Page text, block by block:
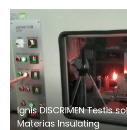
Ignis DISCRIMEN Testis
Materias Insulating